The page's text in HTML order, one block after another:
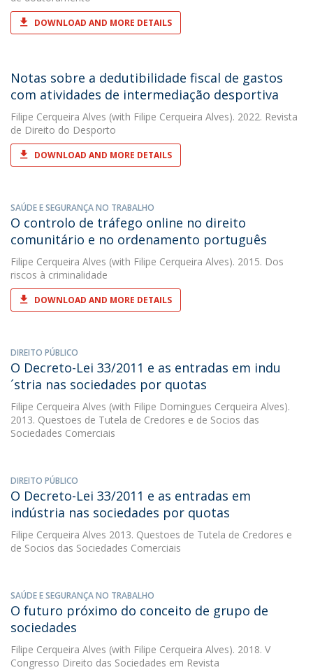
DOWNLOAD AND MORE DETAILS
Notas sobre a dedutibilidade fiscal de gastos
com atividades de intermediação desportiva
Filipe Cerqueira Alves (with Filipe Cerqueira Alves). 2022. Revista
de Direito do Desporto
DOWNLOAD AND MORE DETAILS
SAÚDE E SEGURANÇA NO TRABALHO
O controlo de tráfego online no direito
comunitário e no ordenamento português
Filipe Cerqueira Alves (with Filipe Cerqueira Alves). 2015. Dos
riscos à criminalidade
DOWNLOAD AND MORE DETAILS
DIREITO PÚBLICO
O Decreto-Lei 33/2011 e as entradas em indu
´stria nas sociedades por quotas
Filipe Cerqueira Alves (with Filipe Domingues Cerqueira Alves).
2013. Questoes de Tutela de Credores e de Socios das
Sociedades Comerciais
DIREITO PÚBLICO
O Decreto-Lei 33/2011 e as entradas em
indústria nas sociedades por quotas
Filipe Cerqueira Alves 2013. Questoes de Tutela de Credores e
de Socios das Sociedades Comerciais
SAÚDE E SEGURANÇA NO TRABALHO
O futuro próximo do conceito de grupo de
sociedades
Filipe Cerqueira Alves (with Filipe Cerqueira Alves). 2018. V
Congresso Direito das Sociedades em Revista